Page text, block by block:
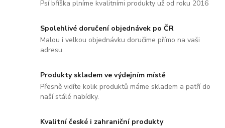
Psí bříška plníme kvalitními produkty už od roku 2016
Spolehlivé doručení objednávek po ČR
Malou i velkou objednávku doručíme přímo na vaši
adresu.
Produkty skladem ve výdejním místě
Přesně vidíte kolik produktů máme skladem a patří do
naší stálé nabídky.
Kvalitní české i zahraniční produkty